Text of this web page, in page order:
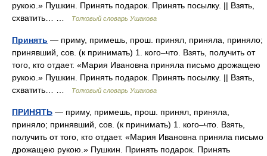
рукою.» Пушкин. Принять подарок. Принять посылку. || Взять,
схватить… …
Толковый словарь Ушакова
Принять — приму, примешь, прош. принял, приняла, приняло;
принявший, сов. (к принимать) 1. кого–что. Взять, получить от
того, кто отдает. «Мария Ивановна приняла письмо дрожащею
рукою.» Пушкин. Принять подарок. Принять посылку. || Взять,
схватить… …
Толковый словарь Ушакова
ПРИНЯТЬ — приму, примешь, прош. принял, приняла,
приняло; принявший, сов. (к принимать) 1. кого–что. Взять,
получить от того, кто отдает. «Мария Ивановна приняла письмо
дрожащею рукою.» Пушкин. Принять подарок. Принять